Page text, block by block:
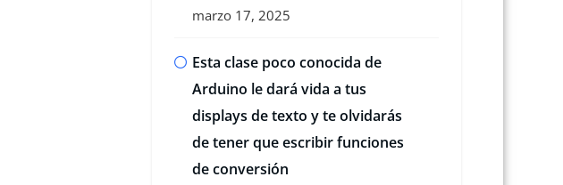
marzo 17, 2025
Esta clase poco conocida de
Arduino le dará vida a tus
displays de texto y te olvidarás
de tener que escribir funciones
de conversión